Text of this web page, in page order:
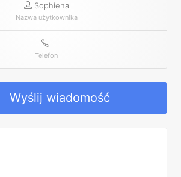
Sophiena
Nazwa użytkownika
Telefon
Wyślij wiadomość